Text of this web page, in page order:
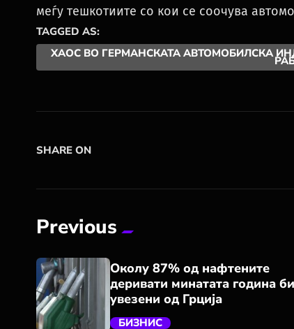
меѓу тешкотиите со кои се соочува
TAGGED AS:
ХАОС ВО ГЕРМАНСКАТА АВТОМОБИЛСКА
SHARE ON
Previous
Околу 87% од нафтените
деривати минатата година
увезени од Грција
БИЗНИС